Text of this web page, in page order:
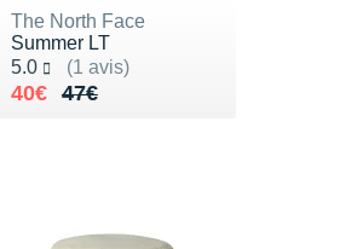
The North Face
Summer LT
5.0
(1 avis)
Noté 5.0 sur 5
47€
Au lieu de 47€
40€
Vendu 40€